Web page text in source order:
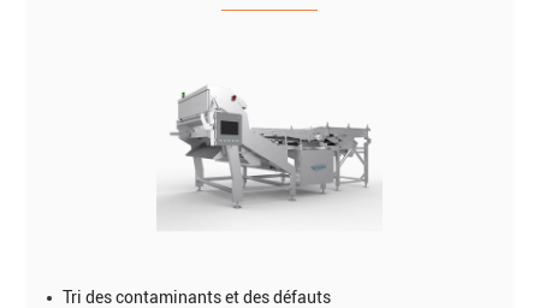
Tri des contaminants et des défauts